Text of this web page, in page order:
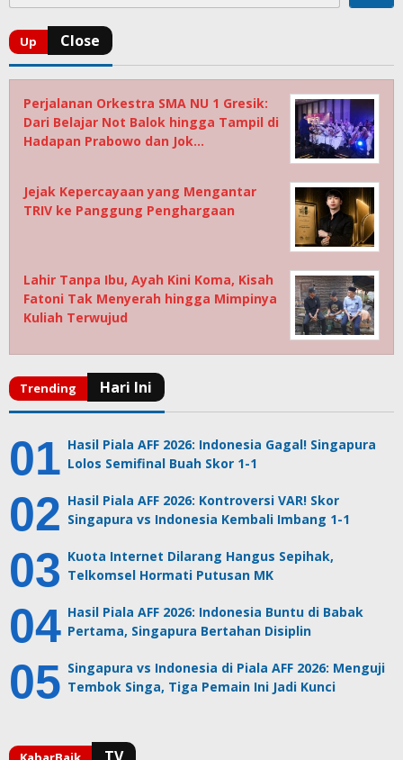
Perjalanan Orkestra SMA NU 1 Gresik:
Dari Belajar Not Balok hingga Tampil di
Hadapan Prabowo dan Jok…
Jejak Kepercayaan yang Mengantar
TRIV ke Panggung Penghargaan
Lahir Tanpa Ibu, Ayah Kini Koma, Kisah
Fatoni Tak Menyerah hingga Mimpinya
Kuliah Terwujud
Hasil Piala AFF 2026: Indonesia Gagal! Singapura
Lolos Semifinal Buah Skor 1-1
Hasil Piala AFF 2026: Kontroversi VAR! Skor
Singapura vs Indonesia Kembali Imbang 1-1
Kuota Internet Dilarang Hangus Sepihak,
Telkomsel Hormati Putusan MK
Hasil Piala AFF 2026: Indonesia Buntu di Babak
Pertama, Singapura Bertahan Disiplin
Singapura vs Indonesia di Piala AFF 2026: Menguji
Tembok Singa, Tiga Pemain Ini Jadi Kunci